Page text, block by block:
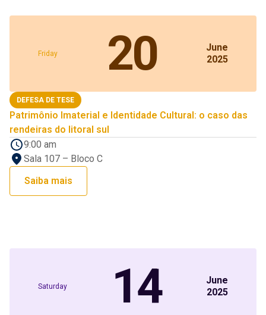
Friday 20
June
2025
DEFESA DE TESE
Patrimônio Imaterial e Identidade Cultural: o caso das
rendeiras do litoral sul
9:00 am
Sala 107 – Bloco C
Saiba mais
Saturday 14
June
2025